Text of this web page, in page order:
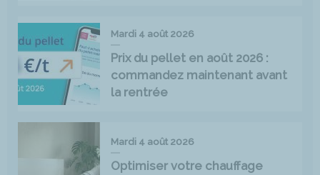
Mardi 4 août 2026
Prix du pellet en août 2026 :
commandez maintenant avant
la rentrée
Mardi 4 août 2026
Optimiser votre chauffage